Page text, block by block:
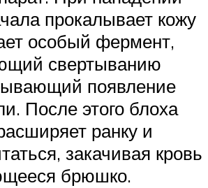
прокалывает кожу
особый фермент,
свертыванию
появление
После этого блоха
ранку и
закачивая кровь
брюшко.